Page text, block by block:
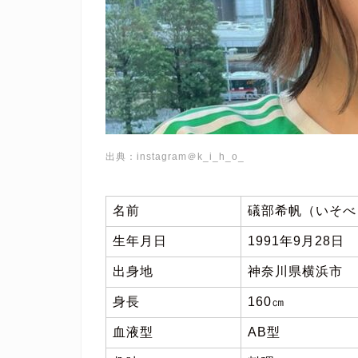
出典：instagram＠k_i_h_o_
名前 礒部希帆（いそ
生年月日 1991年9月28日
出身地 神奈川県横浜市
身長 160㎝
血液型 AB型